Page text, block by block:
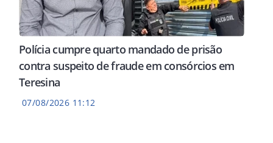
Polícia cumpre quarto mandado de prisão
contra suspeito de fraude em consórcios em
Teresina
07/08/2026 11:12